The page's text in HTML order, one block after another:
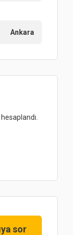
Ankara
sor